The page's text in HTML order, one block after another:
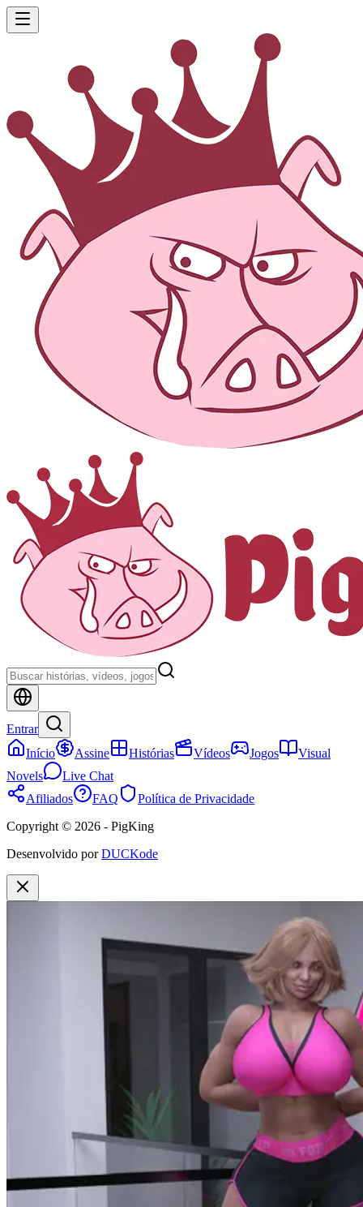
Entrar
Início
Assine Histórias Vídeos Jogos
Visual
Novels
Live Chat
Afiliados
FAQ
Política de Privacidade
Copyright © 2026 - PigKing
Desenvolvido por DUCKode